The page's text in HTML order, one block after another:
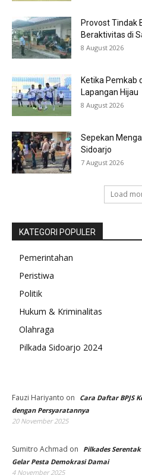
Provost Tindak
Beraktivitas di
8 August 2026
Ketika Pemkab
Lapangan Hijau
8 August 2026
Sepekan
Sidoarjo
7 August 2026
Load
KATEGORI POPULER
Pemerintahan
Peristiwa
Politik
Hukum & Kriminalitas
Olahraga
Pilkada Sidoarjo 2024
Fauzi Hariyanto on
Cara Daftar BPJS
dengan Persyaratannya
20 November 2025
Sumitro Achmad on
Pilkades Serentak
Gelar Pesta Demokrasi Damai
4 November 2025